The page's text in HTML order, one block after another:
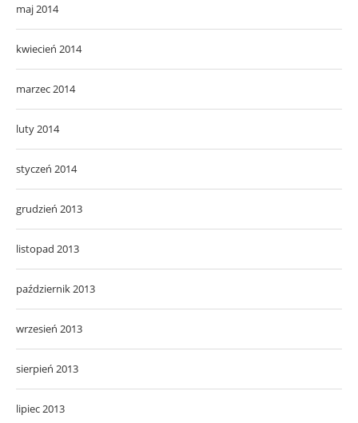
maj 2014
kwiecień 2014
marzec 2014
luty 2014
styczeń 2014
grudzień 2013
listopad 2013
październik 2013
wrzesień 2013
sierpień 2013
lipiec 2013